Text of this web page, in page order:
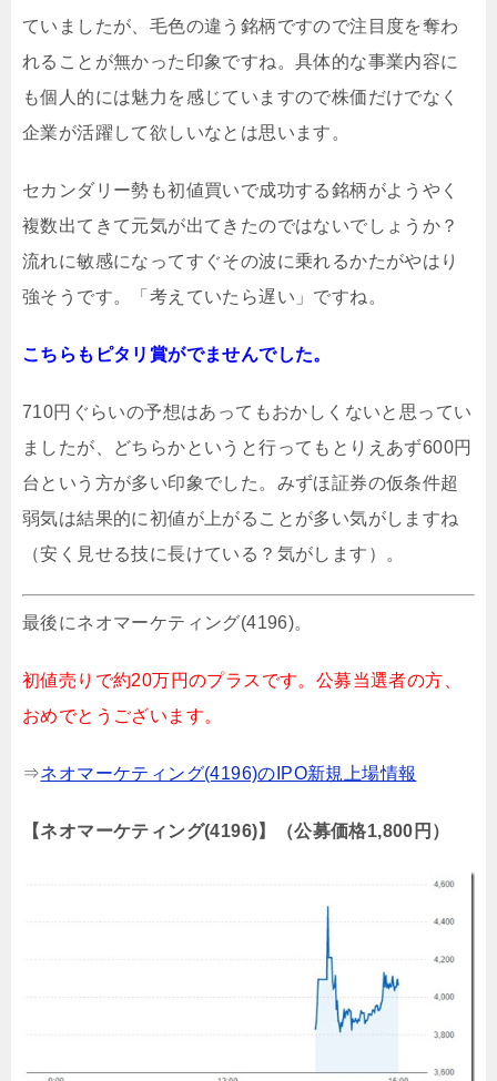
ていましたが、毛色の違う銘柄ですので注目度を奪わ
れることが無かった印象ですね。具体的な事業内容に
も個人的には魅力を感じていますので株価だけでなく
企業が活躍して欲しいなとは思います。
セカンダリー勢も初値買いで成功する銘柄がようやく
複数出てきて元気が出てきたのではないでしょうか？
流れに敏感になってすぐその波に乗れるかたがやはり
強そうです。「考えていたら遅い」ですね。
こちらもピタリ賞がでませんでした。
710円ぐらいの予想はあってもおかしくないと思ってい
ましたが、どちらかというと行ってもとりえあず600円
台という方が多い印象でした。みずほ証券の仮条件超
弱気は結果的に初値が上がることが多い気がしますね
（安く見せる技に長けている？気がします）。
最後にネオマーケティング(4196)。
初値売りで約20万円のプラスです。公募当選者の方、
おめでとうございます。
⇒ネオマーケティング(4196)のIPO新規上場情報
【ネオマーケティング(4196)】（公募価格1,800円）